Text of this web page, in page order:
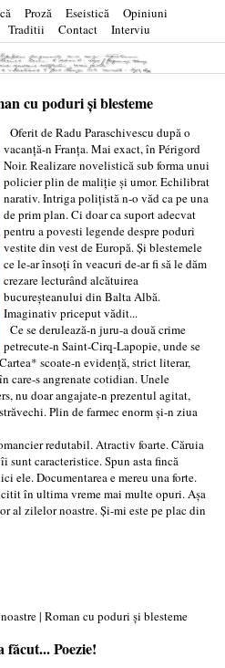
Proză Eseistică
Opiniuni
Traditii Contact Interviu
cu poduri și blesteme
Oferit de Radu Paraschivescu după o
vacanță-n Franța. Mai exact, în Périgord
Noir. Realizare novelistică sub forma unui
policier plin de maliție și umor. Echilibrat
narativ. Intriga polițistă n-o văd ca pe una
de prim plan. Ci doar ca suport adecvat
pentru a povesti legende despre poduri
vestite din vest de Europă. Și blestemele
ce le-ar însoți în veacuri de-ar fi să le dăm
crezare lecturând alcătuirea
bucureșteanului din Balta Albă.
Imaginativ priceput vădit...
Ce se derulează-n juru-a două crime
petrecute-n Saint-Cirq-Lapopie, unde se
scoate-n evidență, strict literar,
care-s angrenate cotidian. Unele
nu doar angajate-n prezentul agitat,
Plin de farmec enorm și-n ziua
redutabil. Atractiv foarte. Căruia
caracteristice. Spun asta fincă
ele. Documentarea e mereu una forte.
în ultima vreme mai multe opuri. Așa
al zilelor noastre. Și-mi este pe plac din
| Roman cu poduri și blesteme
Poezie!